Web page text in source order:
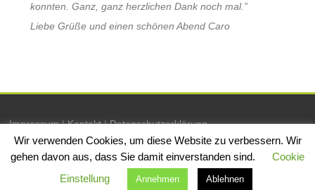
konnten. Ganz, ganz herzlichen Dank noch mal.”
Liebe Grüße und einen schönen Abend Caro
Impressum|Kontakt|Datenschutzerklärung
Nancy Schmieder. Alle Rechte vorbehalten. Theme:
von ThemeGrill. Präsentiert vonWordPress.
Wir verwenden Cookies, um diese Website zu verbessern. Wir
gehen davon aus, dass Sie damit einverstanden sind.
Cookie
Einstellung
Annehmen Ablehnen